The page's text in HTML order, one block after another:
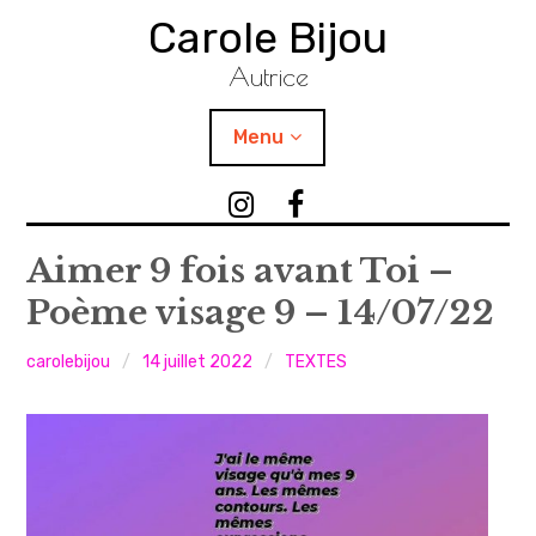
Carole Bijou
Autrice
Menu
PHOTOGRAPHIES
VIDÉOS / SONS
ATELIERS
I
n
s
a
g
a
C
a
F
a
c
b
o
k
a
r
Aimer 9 fois avant Toi –
Poème visage 9 – 14/07/22
carolebijou 14 juillet 2022 TEXTES